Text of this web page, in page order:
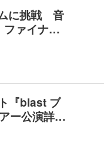
に挑戦 音
ファイナ…
『blast ブ
ー公演詳…